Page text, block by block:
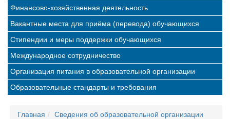
Финансово-хозяйственная деятельность
Вакантные места для приёма (перевода) обучающихся
Стипендии и меры поддержки обучающихся
Международное сотрудничество
Организация питания в образовательной организации
Образовательные стандарты и требования
Главная
Сведения об образовательной организации